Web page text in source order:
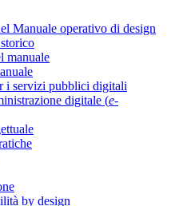
Manuale operativo di design
manuale
i servizi pubblici digitali
digitale (e-
by design